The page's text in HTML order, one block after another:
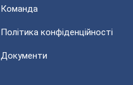
Команда
Політика конфіденційності
Документи